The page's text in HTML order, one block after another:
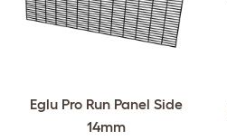
Eglu Pro Run Panel Side
14mm